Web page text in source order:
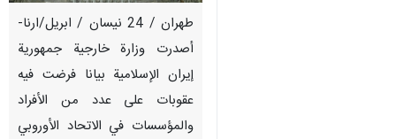
طهران / 24 نيسان / ابريل/ارنا-
أصدرت وزارة خارجية جمهورية
إيران الإسلامية بيانا فرضت فيه
عقوبات على عدد من الأفراد
والمؤسسات في الاتحاد الأوروبي